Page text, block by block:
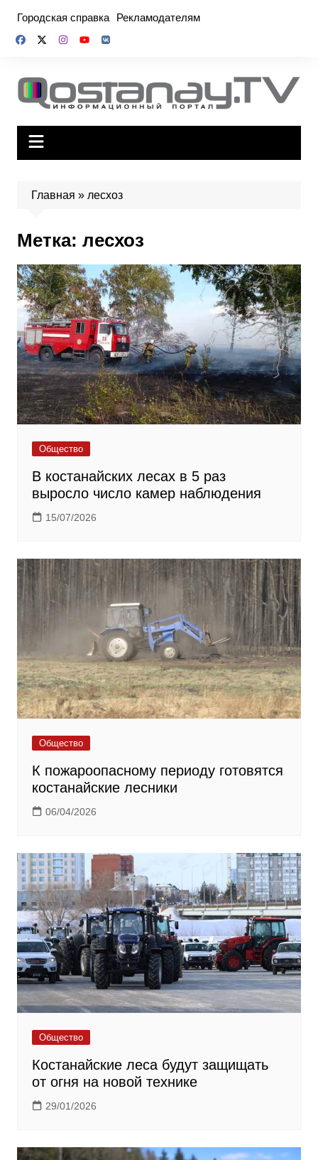
содержимому
Городская справка Рекламодателям
Главная » лесхоз
Метка: лесхоз
Общество
В костанайских лесах в 5 раз
выросло число камер наблюдения
15/07/2026
Общество
К пожароопасному периоду готовятся
костанайские лесники
06/04/2026
Общество
Костанайские леса будут защищать
от огня на новой технике
29/01/2026